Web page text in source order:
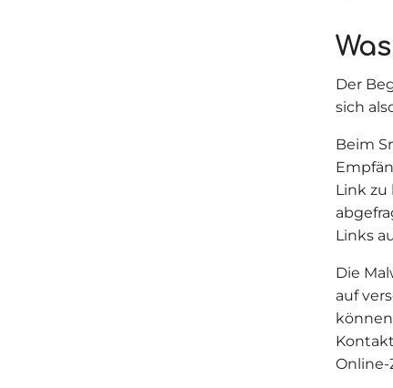
Der
sich
Beim
Link zu
Links
Die
auf
Online-